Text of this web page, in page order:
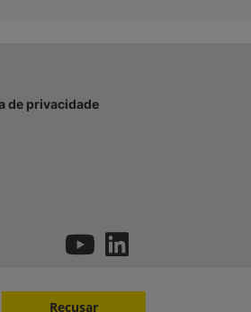
de privacidade
Recusar